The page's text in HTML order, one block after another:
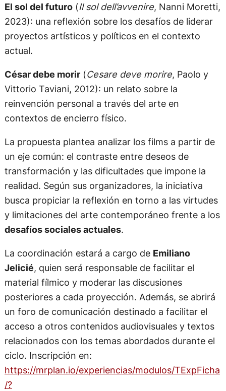
El sol del futuro(Il sol dell’avvenire, Nanni Moretti,
2023): una reflexión sobre los desafíos de liderar
proyectos artísticos y políticos en el contexto
actual.
César debe morir(Cesare deve morire, Paolo y
Vittorio Taviani, 2012): un relato sobre la
reinvención personal a través del arte en
contextos de encierro físico.
La propuesta plantea analizar los films a partir de
un eje común: el contraste entre deseos de
transformación y las dificultades que impone la
realidad. Según sus organizadores, la iniciativa
busca propiciar la reflexión en torno a las virtudes
y limitaciones del arte contemporáneo frente a los
desafíos sociales actuales.
La coordinación estará a cargo de Emiliano
Jelicié, quien será responsable de facilitar el
material fílmico y moderar las discusiones
posteriores a cada proyección. Además, se abrirá
un foro de comunicación destinado a facilitar el
acceso a otros contenidos audiovisuales y textos
relacionados con los temas abordados durante el
ciclo. Inscripción en:
https://mrplan.io/experiencias/modulos/TExpFicha
/?